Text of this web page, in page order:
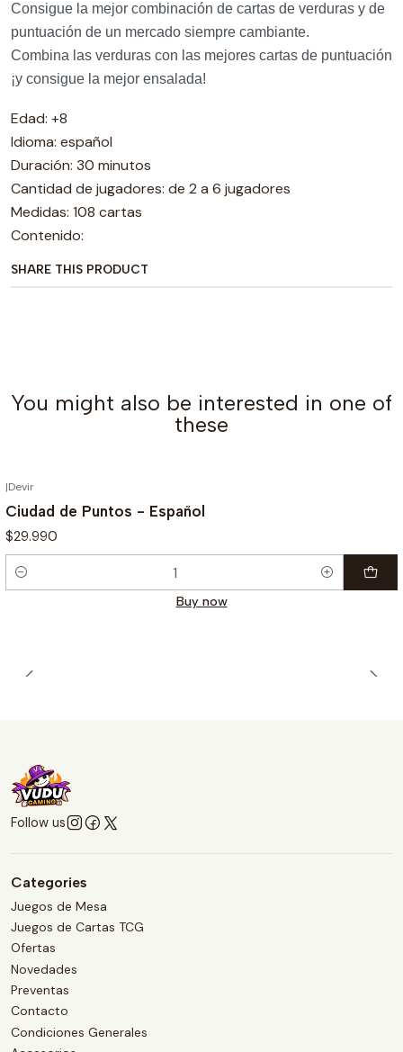
Consigue la mejor combinación de cartas de verduras y de
puntuación de un mercado siempre cambiante.
Combina las verduras con las mejores cartas de puntuación
¡y consigue la mejor ensalada!
Edad: +8
Idioma: español
Duración: 30 minutos
Cantidad de jugadores: de 2 a 6 jugadores
Medidas: 108 cartas
Contenido:
SHARE THIS PRODUCT
You might also be interested in one of
these
|Devir
Ciudad de Puntos - Español
$29.990
Quantity
Buy now
Follow us
Categories
Juegos de Mesa
Juegos de Cartas TCG
Ofertas
Novedades
Preventas
Contacto
Condiciones Generales